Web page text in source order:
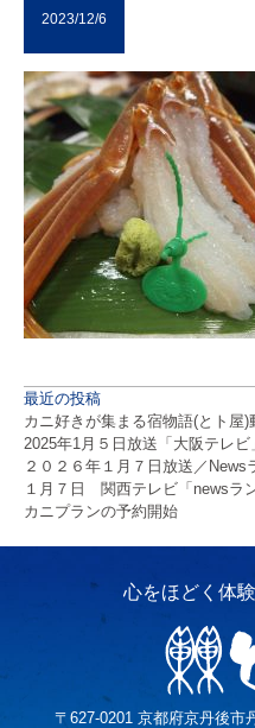
2023/12/6
最近の投稿
カニ好きが集まる宿物語(とト屋)
2025年1月５日放送「大阪テレ
２０２６年１月７日放送／News
１月７日 関西テレビ「newsラ
カニプランの予約開始
〒627-0201 京都府京丹後市